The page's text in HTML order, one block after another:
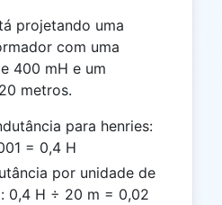
projetando uma
com uma
400 mH e um
metros.
para henries:
= 0,4 H
por unidade de
0,4 H ÷ 20 m = 0,02